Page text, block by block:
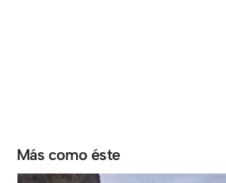
Más como éste